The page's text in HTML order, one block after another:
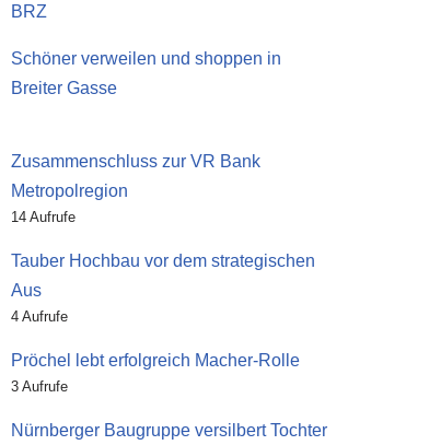
BRZ
Schöner verweilen und shoppen in
Breiter Gasse
Zusammenschluss zur VR Bank
Metropolregion
14 Aufrufe
Tauber Hochbau vor dem strategischen
Aus
4 Aufrufe
Pröchel lebt erfolgreich Macher-Rolle
3 Aufrufe
Nürnberger Baugruppe versilbert Tochter